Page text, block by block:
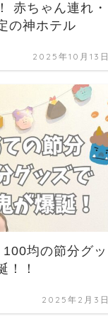
赤ちゃん連れ・
の神ホテル
2025年10月13日
均の節分グッ
！！
2025年2月3日